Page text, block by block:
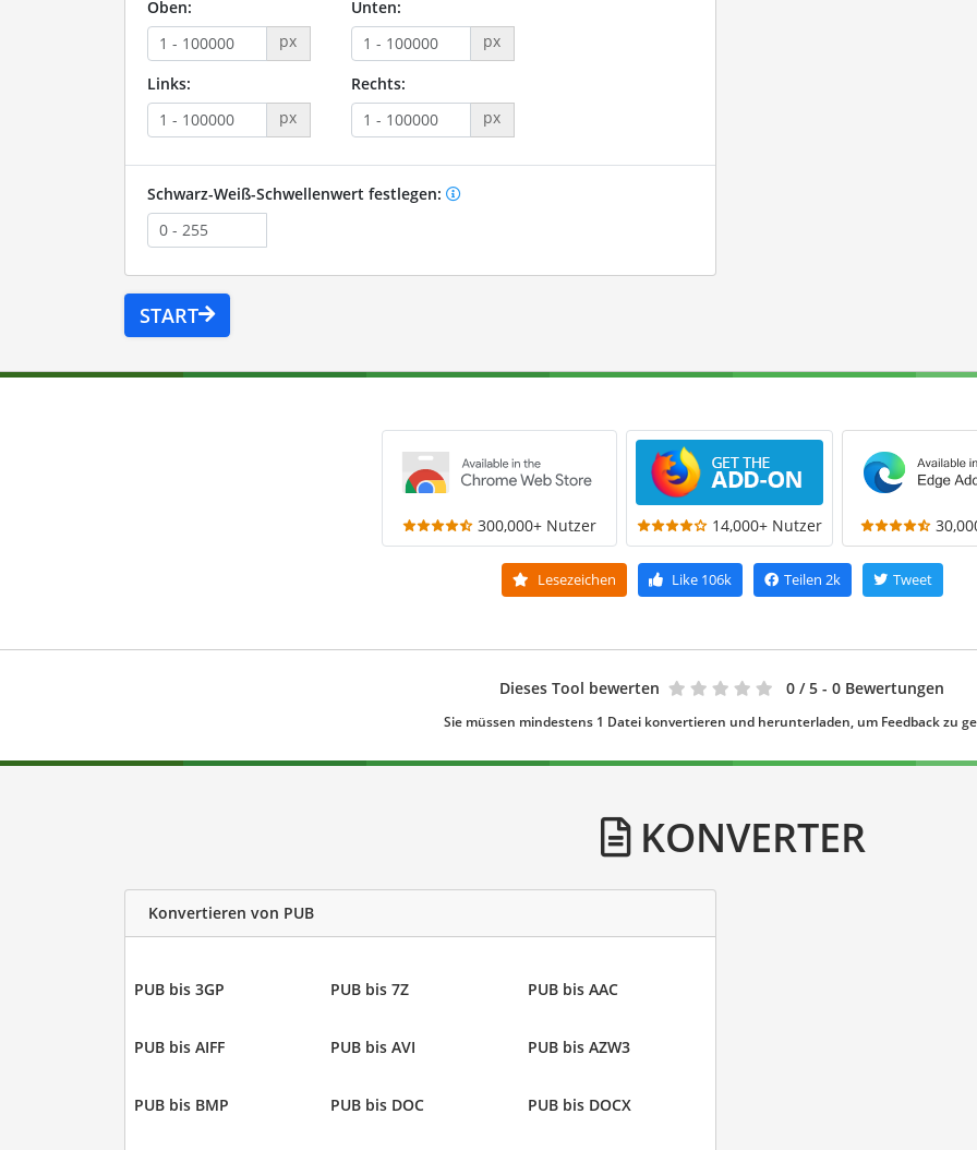
Oben:
px
Unten:
px
Links:
px
Rechts:
px
Schwarz-Weiß-Schwellenwert festlegen:
START
300,000+ Nutzer 14,000+ Nutzer
Lesezeichen Like106k Teilen 2k Tweet
Dieses Tool bewerten 0 / 5 - 0 Bewertungen
Sie müssen mindestens 1 Datei konvertieren und herunterladen, um Feedback zu
KONVERTER
Konvertieren von PUB
PUB bis 3GP PUB bis 7Z PUB bis AAC
PUB bis AIFF PUB bis AVI PUB bis AZW3
PUB bis BMP PUB bis DOC PUB bis DOCX